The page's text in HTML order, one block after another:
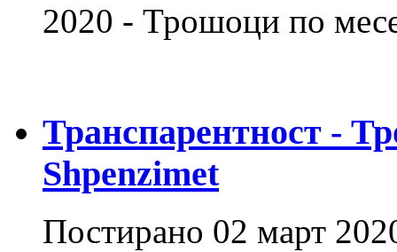
2020 - Трошоци по
Транспарентност -
Shpenzimet
Постирано 02 март